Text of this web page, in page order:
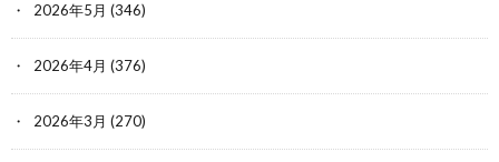
2026年5月 (346)
2026年4月 (376)
2026年3月 (270)